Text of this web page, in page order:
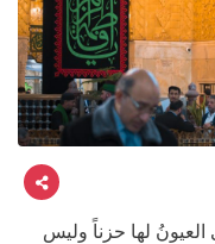
لها حزناً وليس